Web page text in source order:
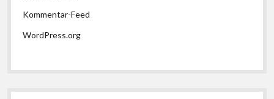
Kommentar-Feed
WordPress.org